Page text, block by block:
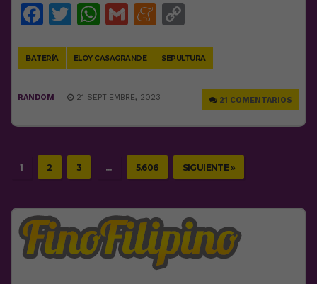
Facebook
Twitter
WhatsApp
GmailMeneame
BATERÍA ELOY CASAGRANDE SEPULTURA
21 COMENTARIOS
RANDOM 21 SEPTIEMBRE, 2023
1 2 3 … 5.606 SIGUIENTE »